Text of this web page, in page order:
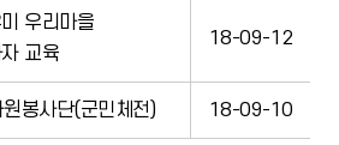
우리마을
교육
18-09-12
봉사단(군민체전) 18-09-10